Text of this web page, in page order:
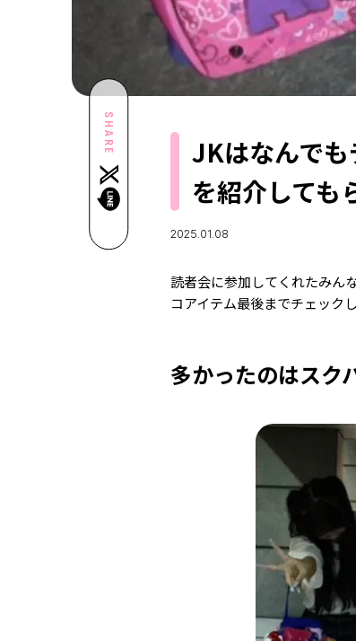
SHARE
JKはなんで
を紹介しても
2025.01.08
読者会に参加してくれたみん
コアイテム最後までチェック
多かったのはスク